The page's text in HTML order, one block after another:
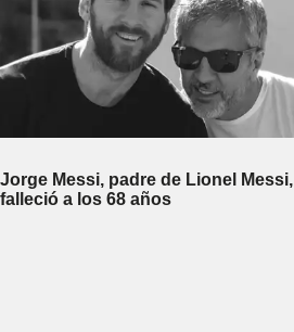
Jorge Messi, padre de Lionel Messi,
falleció a los 68 años